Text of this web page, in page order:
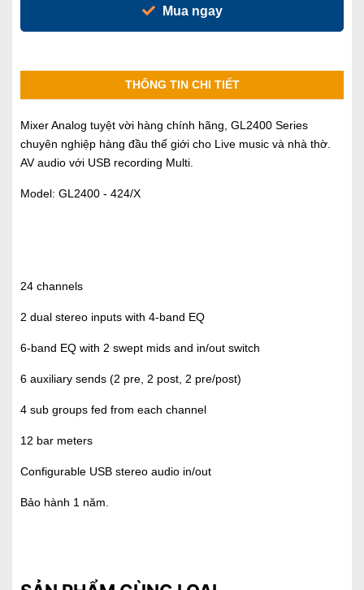
Mua ngay
THÔNG TIN CHI TIẾT
Mixer Analog tuyệt vời hàng chính hãng, GL2400 Series
chuyên nghiệp hàng đầu thế giới cho Live music và nhà thờ.
AV audio với USB recording Multi.
Model: GL2400 - 424/X
24 channels
2 dual stereo inputs with 4-band EQ
6-band EQ with 2 swept mids and in/out switch
6 auxiliary sends (2 pre, 2 post, 2 pre/post)
4 sub groups fed from each channel
12 bar meters
Configurable USB stereo audio in/out
Bảo hành 1 năm.